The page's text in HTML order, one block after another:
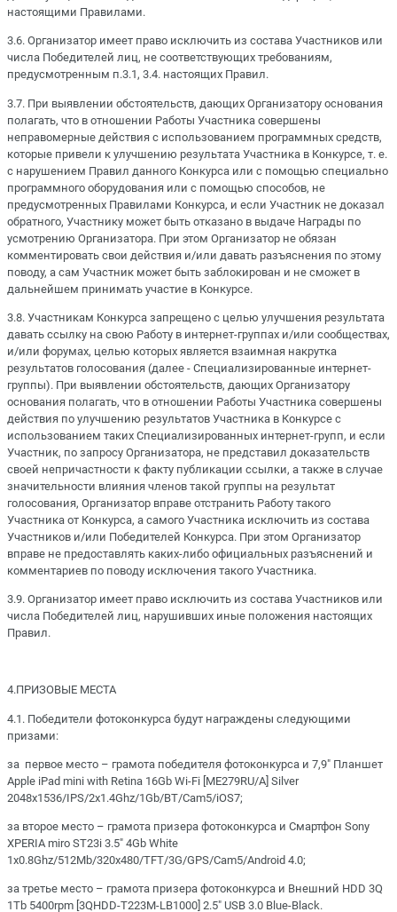
настоящими Правилами.
3.6. Организатор имеет право исключить из состава Участников или
числа Победителей лиц, не соответствующих требованиям,
предусмотренным п.3.1, 3.4. настоящих Правил.
3.7. При выявлении обстоятельств, дающих Организатору основания
полагать, что в отношении Работы Участника совершены
неправомерные действия с использованием программных средств,
которые привели к улучшению результата Участника в Конкурсе, т. е.
с нарушением Правил данного Конкурса или с помощью специально
программного оборудования или с помощью способов, не
предусмотренных Правилами Конкурса, и если Участник не доказал
обратного, Участнику может быть отказано в выдаче Награды по
усмотрению Организатора. При этом Организатор не обязан
комментировать свои действия и/или давать разъяснения по этому
поводу, а сам Участник может быть заблокирован и не сможет в
дальнейшем принимать участие в Конкурсе.
3.8. Участникам Конкурса запрещено с целью улучшения результата
давать ссылку на свою Работу в интернет-группах и/или сообществах,
и/или форумах, целью которых является взаимная накрутка
результатов голосования (далее - Специализированные интернет-
группы). При выявлении обстоятельств, дающих Организатору
основания полагать, что в отношении Работы Участника совершены
действия по улучшению результатов Участника в Конкурсе с
использованием таких Специализированных интернет-групп, и если
Участник, по запросу Организатора, не представил доказательств
своей непричастности к факту публикации ссылки, а также в случае
значительности влияния членов такой группы на результат
голосования, Организатор вправе отстранить Работу такого
Участника от Конкурса, а самого Участника исключить из состава
Участников и/или Победителей Конкурса. При этом Организатор
вправе не предоставлять каких-либо официальных разъяснений и
комментариев по поводу исключения такого Участника.
3.9. Организатор имеет право исключить из состава Участников или
числа Победителей лиц, нарушивших иные положения настоящих
Правил.
4.ПРИЗОВЫЕ МЕСТА
4.1. Победители фотоконкурса будут награждены следующими
призами:
за первое место – грамота победителя фотоконкурса и 7,9" Планшет
Apple iPad mini with Retina 16Gb Wi-Fi [ME279RU/A] Silver
2048x1536/IPS/2x1.4Ghz/1Gb/BT/Cam5/iOS7;
за второе место – грамота призера фотоконкурса и Смартфон Sony
XPERIA miro ST23i 3.5" 4Gb White
1x0.8Ghz/512Mb/320x480/TFT/3G/GPS/Cam5/Android 4.0;
за третье место – грамота призера фотоконкурса и Внешний HDD 3Q
1Tb 5400rpm [3QHDD-T223M-LB1000] 2.5" USB 3.0 Blue-Black.